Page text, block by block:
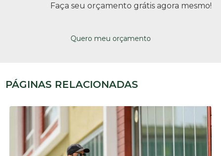
Faça seu orçamento grátis agora mesmo!
Quero meu orçamento
PÁGINAS RELACIONADAS